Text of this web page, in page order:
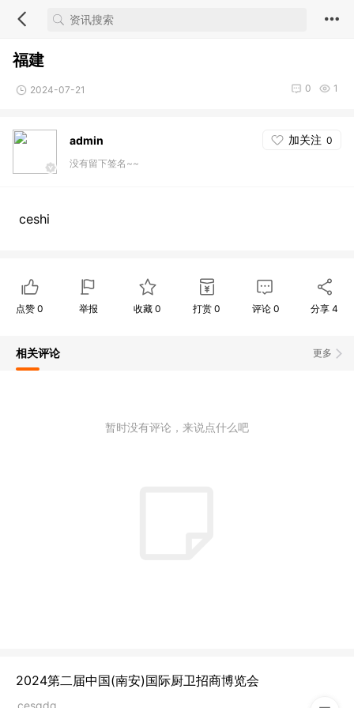
福建
2024-07-21 1
0
admin 加关注 0
没有留下签名~~
ceshi
点赞 0 举报 收藏0 打赏 0 评论 0 分享4
更多
相关评论
暂时没有评论，来说点什么吧
2024第二届中国(南安)国际厨卫招商博览会
cesgdg